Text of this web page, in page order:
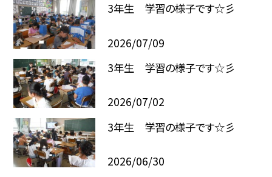
3年生 学習の様子です☆彡
2026/07/09
3年生 学習の様子です☆彡
2026/07/02
3年生 学習の様子です☆彡
2026/06/30